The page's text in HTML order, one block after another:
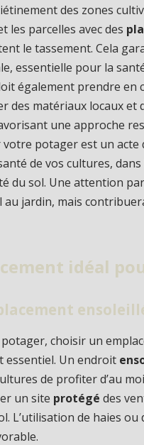
des zones
les parcelles avec des
le tassement. Cela
essentielle pour la
également prendre en
des matériaux locaux et
une approche
potager est un acte
de vos cultures,
du sol. Une attention
jardin, mais
idéal
choisir un
essentiel. Un endroit
de profiter d’au
un site protégé des
L’utilisation de haies